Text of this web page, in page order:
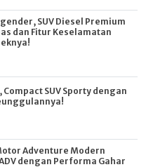
SUV Diesel Premium
dan Fitur Keselamatan
SUV Sporty dengan
Adventure Modern
dengan Performa Gahar